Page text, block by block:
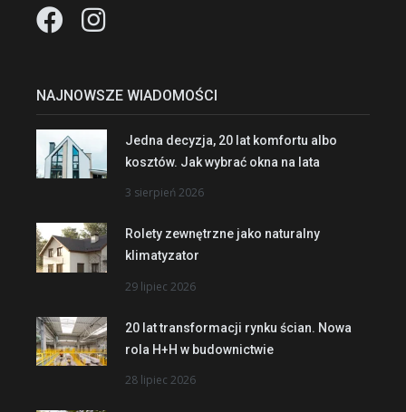
NAJNOWSZE WIADOMOŚCI
Jedna decyzja, 20 lat komfortu albo
kosztów. Jak wybrać okna na lata
3 sierpień 2026
Rolety zewnętrzne jako naturalny
klimatyzator
29 lipiec 2026
20 lat transformacji rynku ścian. Nowa
rola H+H w budownictwie
28 lipiec 2026